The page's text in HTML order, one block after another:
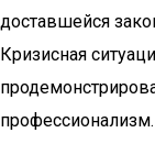
доставшейся
Кризисная
профессионализм.